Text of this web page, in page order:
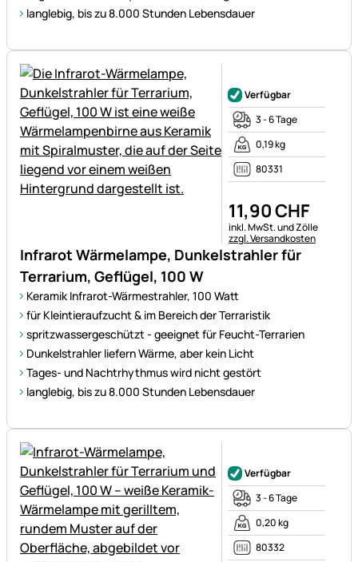
langlebig, bis zu 8.000 Stunden Lebensdauer
Infrarot Wärmelampe, Dunkelstrahler für
Terrarium, Geflügel, 100 W
Keramik Infrarot-Wärmestrahler, 100 Watt
für Kleintieraufzucht & im Bereich der Terraristik
spritzwassergeschützt - geeignet für Feucht-Terrarien
Dunkelstrahler liefern Wärme, aber kein Licht
Tages- und Nachtrhythmus wird nicht gestört
langlebig, bis zu 8.000 Stunden Lebensdauer
Verfügbar
3 - 6 Tage
0,19 kg
80331
11,90CHF
Steuerhinweis:
inkl. MwSt. und Zölle
zzgl. Versandkosten
Verfügbar
3 - 6 Tage
0,20 kg
80332